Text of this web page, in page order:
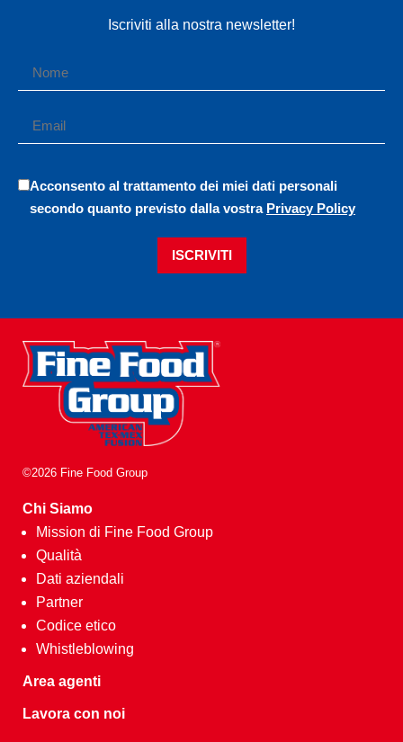
Iscriviti alla nostra newsletter!
Acconsento al trattamento dei miei dati personali
secondo quanto previsto dalla vostra Privacy Policy
ISCRIVITI
©2026 Fine Food Group
Chi Siamo
Mission di Fine Food Group
Qualità
Dati aziendali
Partner
Codice etico
Whistleblowing
Area agenti
Lavora con noi